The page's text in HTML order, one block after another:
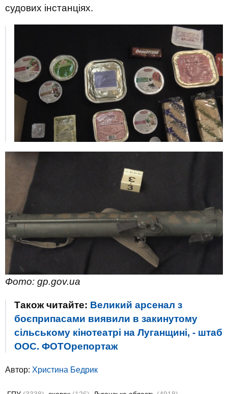
судових інстанціях.
Фото: gp.gov.ua
Також читайте: Великий арсенал з
боєприпасами виявили в закинутому
сільському кінотеатрі на Луганщині, - штаб
ООС. ФОТОрепортаж
Автор: Христина Бедрик